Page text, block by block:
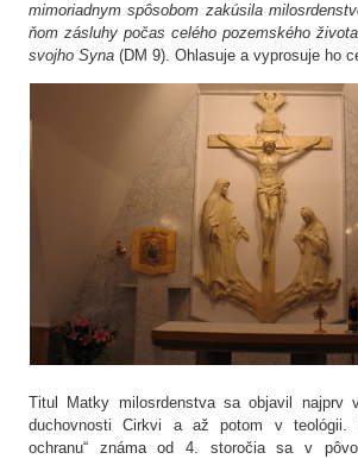
mimoriadnym spôsobom zakúsila
ňom zásluhy počas celého pozemského
svojho Syna (DM 9). Ohlasuje a vyprosuje ho
Titul Matky milosrdenstva sa objavil najprv
duchovnosti Cirkvi a až potom v teológii.
ochranu“ známa od 4. storočia sa v